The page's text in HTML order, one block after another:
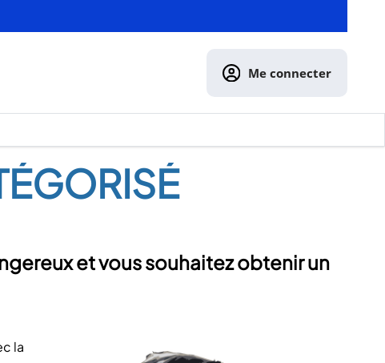
Me connecter
et vous souhaitez obtenir un
la